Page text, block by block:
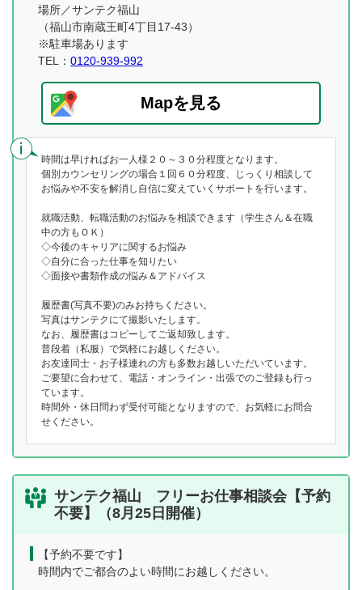
場所／サンテク福山
（福山市南蔵王町4丁目17-43）
※駐車場あります
TEL： 0120-939-992
Mapを見る
時間は早ければお一人様２０～３０分程度となります。
個別カウンセリングの場合１回６０分程度、じっくり相談して
お悩みや不安を解消し自信に変えていくサポートを行います。
就職活動、転職活動のお悩みを相談できます（学生さん＆在職
中の方もＯＫ）
◇今後のキャリアに関するお悩み
◇自分に合った仕事を知りたい
◇面接や書類作成の悩み＆アドバイス
履歴書(写真不要)のみお持ちください。
写真はサンテクにて撮影いたします。
なお、履歴書はコピーしてご返却致します。
普段着（私服）で気軽にお越しください。
お友達同士・お子様連れの方も多数お越しいただいています。
ご要望に合わせて、電話・オンライン・出張でのご登録も行っ
ています。
時間外・休日問わず受付可能となりますので、お気軽にお問合
せください。
サンテク福山 フリーお仕事相談会【予約
不要】（8月25日開催）
【予約不要です】
時間内でご都合のよい時間にお越しください。